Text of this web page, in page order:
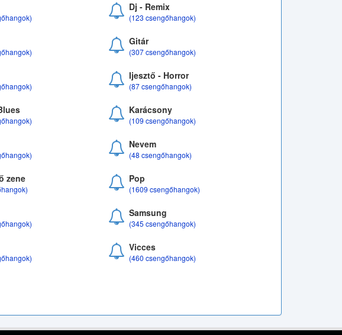
Dj - Remix
(123 csengőhangok)
Gitár
(307 csengőhangok)
Ijesztő - Horror
(87 csengőhangok)
Karácsony
(109 csengőhangok)
Nevem
(48 csengőhangok)
zene Pop
(1609 csengőhangok)
Samsung
(345 csengőhangok)
Vicces
(460 csengőhangok)